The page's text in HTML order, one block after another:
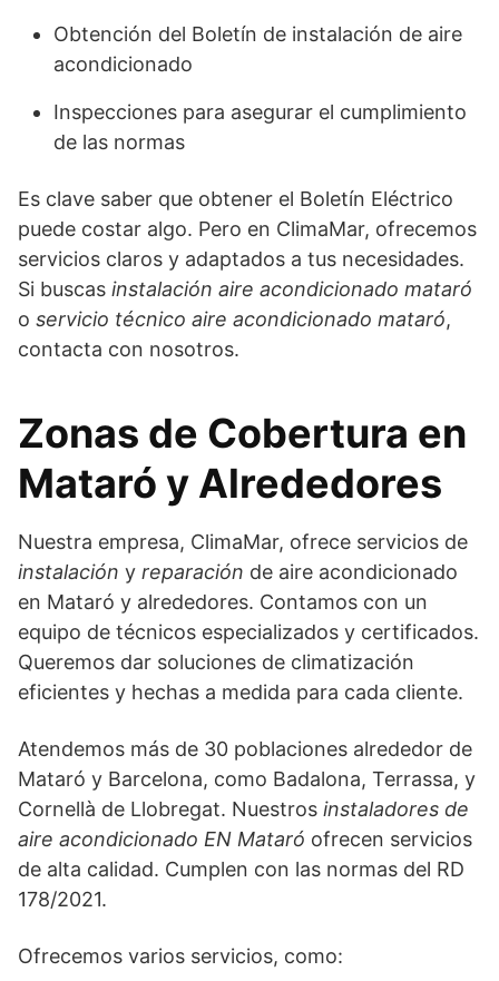
Obtención del Boletín de instalación de aire
acondicionado
Inspecciones para asegurar el cumplimiento
de las normas
Es clave saber que obtener el Boletín Eléctrico
puede costar algo. Pero en ClimaMar, ofrecemos
servicios claros y adaptados a tus necesidades.
Si buscas instalación aire acondicionado mataró
o servicio técnico aire acondicionado mataró,
contacta con nosotros.
Zonas de Cobertura en
Mataró y Alrededores
Nuestra empresa, ClimaMar, ofrece servicios de
instalación y reparación de aire acondicionado
en Mataró y alrededores. Contamos con un
equipo de técnicos especializados y certificados.
Queremos dar soluciones de climatización
eficientes y hechas a medida para cada cliente.
Atendemos más de 30 poblaciones alrededor de
Mataró y Barcelona, como Badalona, Terrassa, y
Cornellà de Llobregat. Nuestros instaladores de
aire acondicionado EN Mataró ofrecen servicios
de alta calidad. Cumplen con las normas del RD
178/2021.
Ofrecemos varios servicios, como: